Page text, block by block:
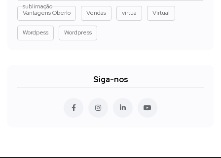
sublimação
Vantagens Oberlo
Vendas virtua Virtual
Wordpess Wordpress
Siga-nos